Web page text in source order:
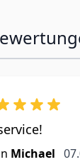
Michael 7.